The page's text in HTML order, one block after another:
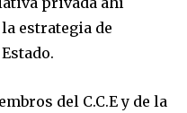
estrategia de
del C.C.E y de la